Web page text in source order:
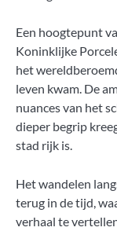
Een hoogtepunt
Koninklijke
het
leven kwam. De
nuances van het
dieper begrip
stad rijk is.
Het wandelen
terug in de tijd,
verhaal te